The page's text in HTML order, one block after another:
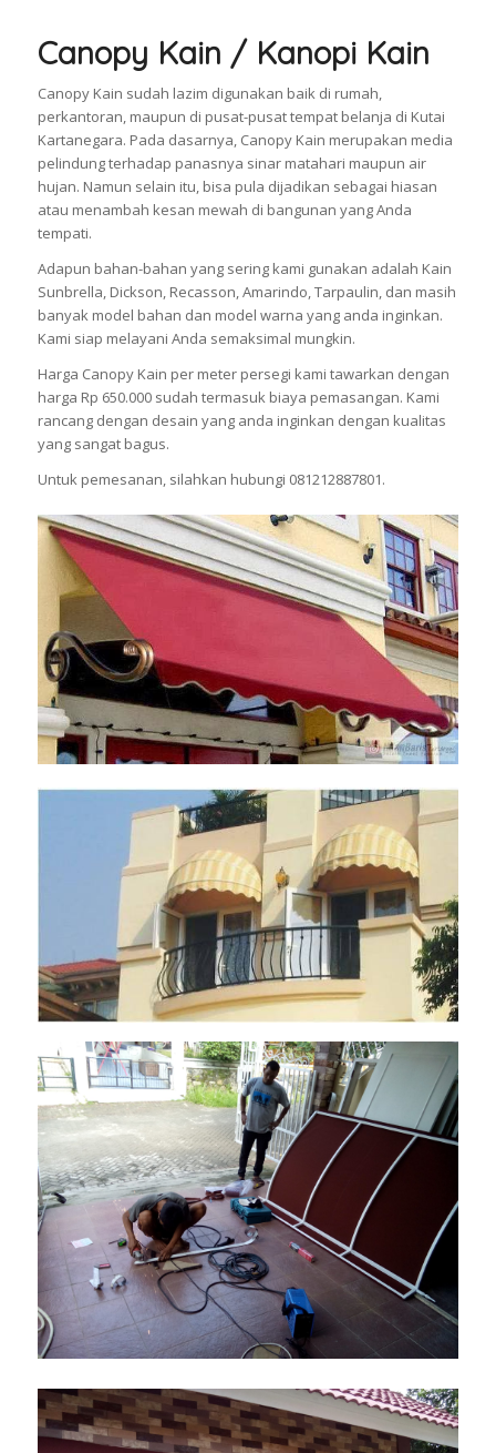
Canopy Kain / Kanopi Kain
Canopy Kain sudah lazim digunakan baik di rumah,
perkantoran, maupun di pusat-pusat tempat belanja di Kutai
Kartanegara. Pada dasarnya, Canopy Kain merupakan media
pelindung terhadap panasnya sinar matahari maupun air
hujan. Namun selain itu, bisa pula dijadikan sebagai hiasan
atau menambah kesan mewah di bangunan yang Anda
tempati.
Adapun bahan-bahan yang sering kami gunakan adalah Kain
Sunbrella, Dickson, Recasson, Amarindo, Tarpaulin, dan masih
banyak model bahan dan model warna yang anda inginkan.
Kami siap melayani Anda semaksimal mungkin.
Harga Canopy Kain per meter persegi kami tawarkan dengan
harga Rp 650.000 sudah termasuk biaya pemasangan. Kami
rancang dengan desain yang anda inginkan dengan kualitas
yang sangat bagus.
Untuk pemesanan, silahkan hubungi 081212887801.